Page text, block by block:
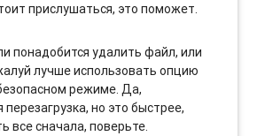
прислушаться, это поможет.
понадобится удалить файл, или
лучше использовать опцию
режиме. Да,
перезагрузка, но это быстрее,
все сначала, поверьте.